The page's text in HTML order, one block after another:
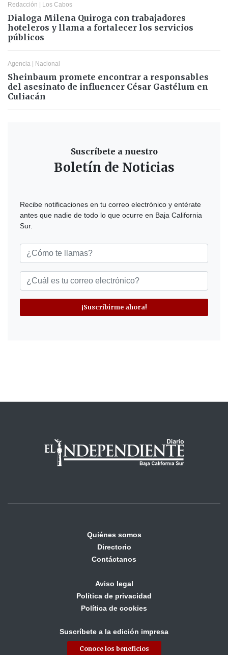
Redacción Los Cabos
Dialoga Milena Quiroga con trabajadores
hoteleros y llama a fortalecer los servicios
públicos
Agencia Nacional
Sheinbaum promete encontrar a responsables
del asesinato de influencer César Gastélum en
Culiacán
Suscríbete a nuestro
Boletín de Noticias
Recibe notificaciones en tu correo electrónico y entérate
antes que nadie de todo lo que ocurre en Baja California
Sur.
¡Suscribirme ahora!
Quiénes somos
Directorio
Contáctanos
Aviso legal
Política de privacidad
Política de cookies
Suscríbete a la edición impresa
Conoce los beneficios